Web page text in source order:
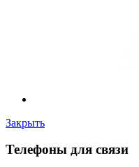
Закрыть
Телефоны для связи